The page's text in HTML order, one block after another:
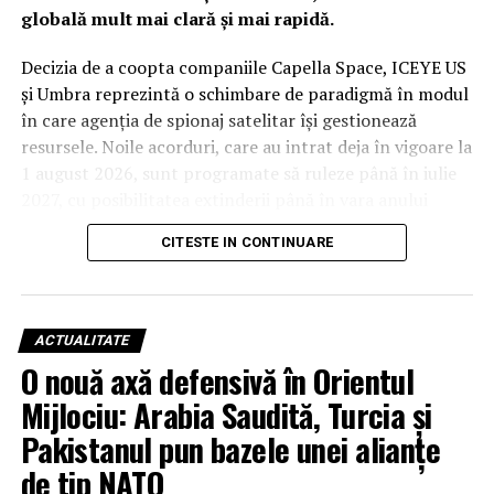
globală mult mai clară și mai rapidă.
Decizia de a coopta companiile Capella Space, ICEYE US
și Umbra reprezintă o schimbare de paradigmă în modul
în care agenția de spionaj satelitar își gestionează
resursele. Noile acorduri, care au intrat deja în vigoare la
1 august 2026, sunt programate să ruleze până în iulie
2029. Deși valorile financiare rămân confidențiale din
cauza bugetului clasificat al agenției, impactul
De la studii la operațiuni: Capella
Space, ICEYE US și Umbra devin
piloni ai securității naționale
Această tranziție nu este una întâmplătoare, ci
reprezintă evoluția firească a unor parteneriate testate
CITESTE IN CONTINUARE
ACTUALITATE
O nouă axă defensivă în Orientul
Mijlociu: Arabia Saudită, Turcia și
Pakistanul pun bazele unei alianțe
de tip NATO